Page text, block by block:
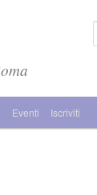
Eventi Iscriviti